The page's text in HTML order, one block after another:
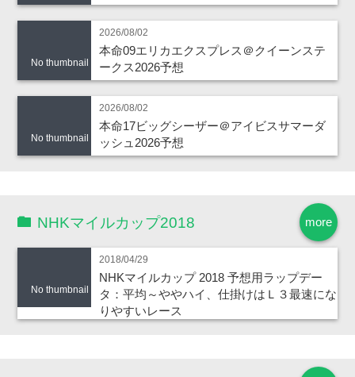
No thumbnail
2026/08/02
本命09エリカエクスプレス＠クイーンステ
ークス2026予想
No thumbnail
2026/08/02
本命17ビッグシーザー＠アイビスサマーダ
ッシュ2026予想
more
NHKマイルカップ2018
No thumbnail
2018/04/29
NHKマイルカップ 2018 予想用ラップデー
タ：平均～ややハイ、仕掛けはＬ３最速にな
りやすいレース